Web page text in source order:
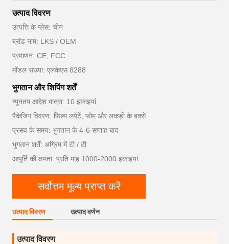
उत्पाद विवरण
उत्पत्ति के प्लेस: चीन
ब्रांड नाम: LKS / OEM
प्रमाणन: CE, FCC
मॉडल संख्या: एलकेएस 8288
भुगतान और शिपिंग शर्तें
न्यूनतम आदेश मात्रा: 10 इकाइयां
पैकेजिंग विवरण: फिल्म लपेटें, फोम और लकड़ी के बक्से
प्रसव के समय: भुगतान के 4-6 सप्ताह बाद
भुगतान शर्तें: अग्रिम में टी / टी
आपूर्ति की क्षमता: प्रति माह 1000-2000 इकाइयां
सर्वोत्तम मूल्य प्राप्त करें
उत्पाद विवरण उत्पाद वर्णन
उत्पाद विवरण